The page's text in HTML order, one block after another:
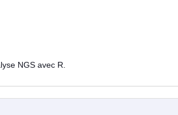
NGS avec R.